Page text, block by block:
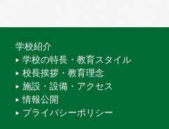
学校紹介
学校の特長・教育スタイル
校長挨拶・教育理念
施設・設備・アクセス
情報公開
プライバシーポリシー